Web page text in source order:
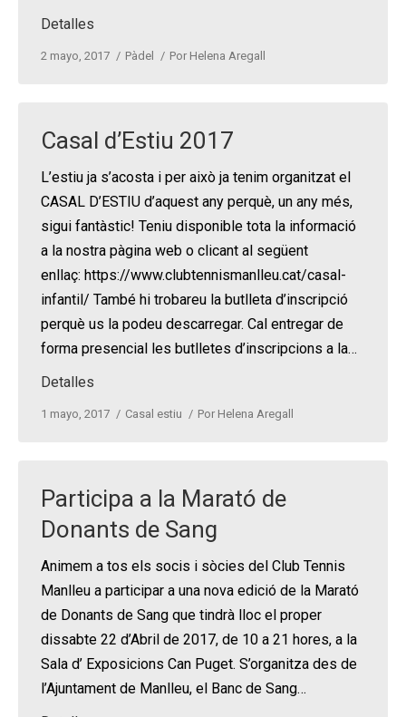
Detalles
2 mayo, 2017 Pàdel Por Helena Aregall
Casal d’Estiu 2017
L’estiu ja s’acosta i per això ja tenim organitzat el
CASAL D’ESTIU d’aquest any perquè, un any més,
sigui fantàstic! Teniu disponible tota la informació
a la nostra pàgina web o clicant al següent
enllaç: https://www.clubtennismanlleu.cat/casal-
infantil/ També hi trobareu la butlleta d’inscripció
perquè us la podeu descarregar. Cal entregar de
forma presencial les butlletes d’inscripcions a la…
Detalles
1 mayo, 2017 Casal estiu Por Helena Aregall
Participa a la Marató de
Donants de Sang
Animem a tos els socis i sòcies del Club Tennis
Manlleu a participar a una nova edició de la Marató
de Donants de Sang que tindrà lloc el proper
dissabte 22 d’Abril de 2017, de 10 a 21 hores, a la
Sala d’ Exposicions Can Puget. S’organitza des de
l’Ajuntament de Manlleu, el Banc de Sang…